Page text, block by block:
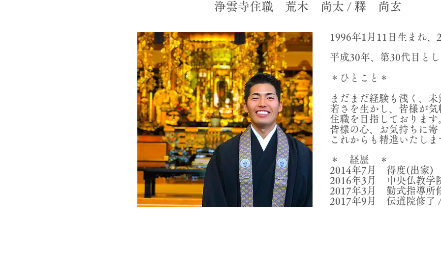
浄雲寺住職 荒木 尚太 / 釋 尚玄
1996年1月11日生まれ、
平成30年、第30代目と
＊ひとこと＊
まだまだ経験も浅く、
若さを生かし、皆様が
住職を目指しております
皆様の心、お気持ちに
これからも精進いたしま
＊ 経歴 ＊
2014年7月 得度(出家)
2016年3月 中央仏教学
2017年3月 勤式指導所
2017年9月 伝道院修了